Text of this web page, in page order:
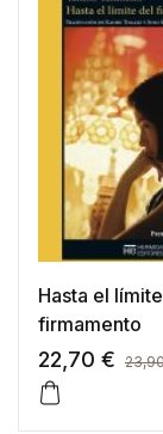
Hasta el
firmamento
22,70 €